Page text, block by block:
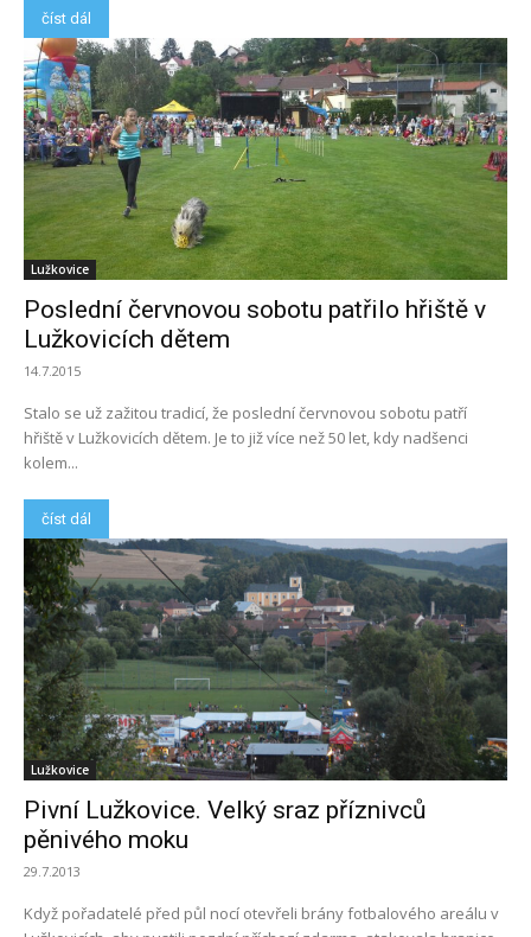
číst dál
Lužkovice
Poslední červnovou sobotu patřilo hřiště v
Lužkovicích dětem
14.7.2015
Stalo se už zažitou tradicí, že poslední červnovou sobotu patří
hřiště v Lužkovicích dětem. Je to již více než 50 let, kdy nadšenci
kolem...
číst dál
Lužkovice
Pivní Lužkovice. Velký sraz příznivců
pěnivého moku
29.7.2013
Když pořadatelé před půl nocí otevřeli brány fotbalového areálu v